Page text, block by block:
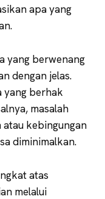
apa yang
yang berwenang
dengan jelas.
yang berhak
masalah
kebingungan
diminimalkan.
atas
melalui